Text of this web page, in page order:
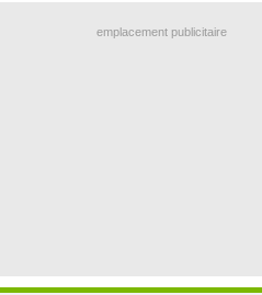
emplacement publicitaire